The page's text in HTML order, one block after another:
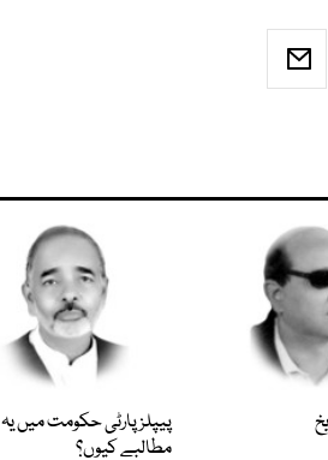
پیپلز پارٹی حکومت میں یہ
مطالبے کیوں؟